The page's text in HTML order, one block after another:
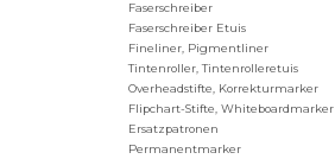
Faserschreiber
Faserschreiber Etuis
Fineliner, Pigmentliner
Tintenroller, Tintenrolleretuis
Overheadstifte, Korrekturmarker
Flipchart-Stifte, Whiteboardmarker
Ersatzpatronen
Permanentmarker